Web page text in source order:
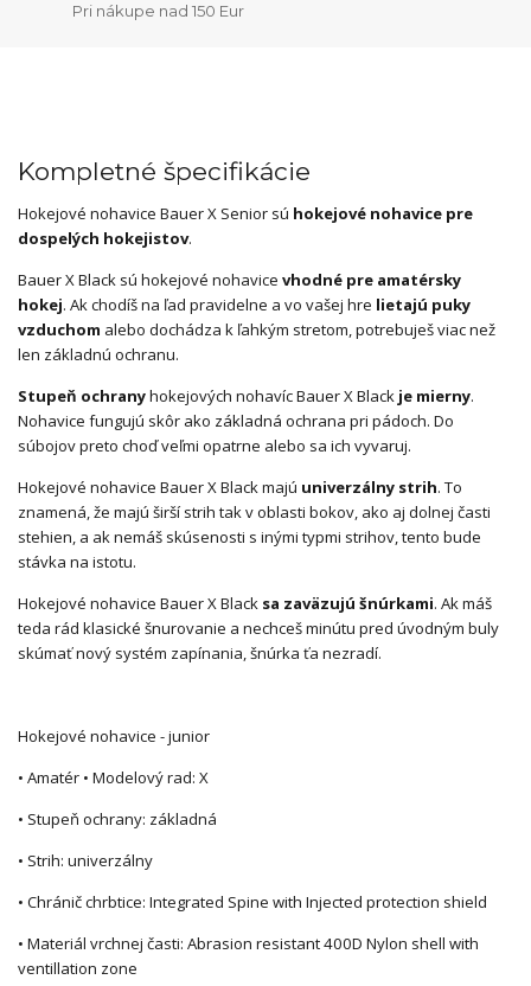
Pri nákupe nad 150 Eur
Kompletné špecifikácie
Hokejové nohavice Bauer X Senior sú hokejové nohavice pre
dospelých hokejistov.
Bauer X Black sú hokejové nohavice vhodné pre amatérsky
hokej. Ak chodíš na ľad pravidelne a vo vašej hre lietajú puky
vzduchom alebo dochádza k ľahkým stretom, potrebuješ viac než
len základnú ochranu.
Stupeň ochranyhokejových nohavíc Bauer X Black je mierny.
Nohavice fungujú skôr ako základná ochrana pri pádoch. Do
súbojov preto choď veľmi opatrne alebo sa ich vyvaruj.
Hokejové nohavice Bauer X Black majú univerzálny strih. To
znamená, že majú širší strih tak v oblasti bokov, ako aj dolnej časti
stehien, a ak nemáš skúsenosti s inými typmi strihov, tento bude
stávka na istotu.
Hokejové nohavice Bauer X Black sa zaväzujú šnúrkami. Ak máš
teda rád klasické šnurovanie a nechceš minútu pred úvodným buly
skúmať nový systém zapínania, šnúrka ťa nezradí.
Hokejové nohavice - junior
• Amatér • Modelový rad: X
• Stupeň ochrany: základná
• Strih: univerzálny
• Chránič chrbtice: Integrated Spine with Injected protection shield
• Materiál vrchnej časti: Abrasion resistant 400D Nylon shell with
ventillation zone